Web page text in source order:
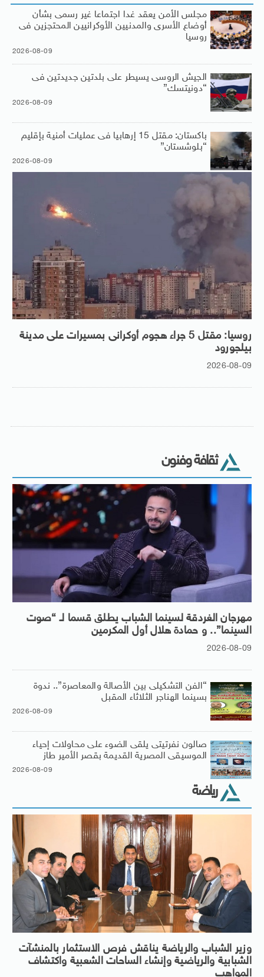
مجلس الأمن يعقد غدا اجتماعا غير رسمى بشأن
أوضاع الأسرى والمدنيين الأوكرانيين المحتجزين فى
روسيا
2026-08-09
الجيش الروسى يسيطر على بلدتين جديدتين فى
“دونيتسك”
2026-08-09
باكستان: مقتل 15 إرهابيا فى عمليات أمنية بإقليم
“بلوشستان”
2026-08-09
روسيا: مقتل 5 جراء هجوم أوكرانى بمسيرات على مدينة
بيلجورود
2026-08-09
ثقافة وفنون
مهرجان الغردقة لسينما الشباب يطلق قسما لـ “صوت
السينما”.. و حمادة هلال أول المكرمين
2026-08-09
“الفن التشكيلى بين الأصالة والمعاصرة”.. ندوة
بسينما الهناجر الثلاثاء المقبل
2026-08-09
صالون نفرتيتى يلقى الضوء على محاولات إحياء
الموسيقى المصرية القديمة بقصر الأمير طاز
2026-08-09
رياضة
وزير الشباب والرياضة يناقش فرص الاستثمار بالمنشآت
الشبابية والرياضية وإنشاء الساحات الشعبية واكتشاف
المواهب